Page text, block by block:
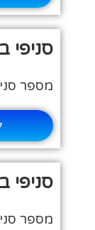
סניפי
מספר
סניפי
מספר